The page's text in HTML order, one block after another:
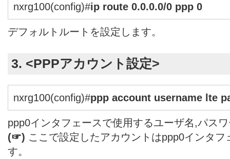
nxrg100(config)#ip route 0.0.0.0/0 ppp 0
デフォルトルートを設定します。
3. <PPPアカウント設定>
nxrg100(config)#ppp account username lte
ppp0インタフェースで使用するユーザ名,パス
(☞) ここで設定したアカウントはppp0インタ
す。